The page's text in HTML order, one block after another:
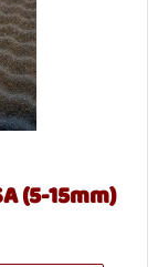
(5-15mm)